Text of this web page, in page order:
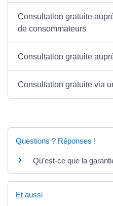
Consultation gratuite
de consommateurs
Consultation gratuite
Consultation gratuite via
Questions ? Réponses !
Qu’est-ce que la
Et aussi